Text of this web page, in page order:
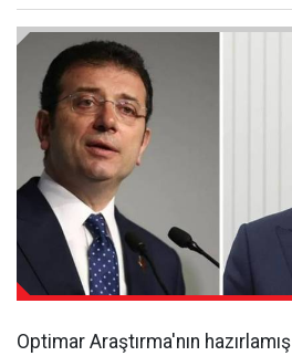
Optimar Araştırma'nın hazırlamış